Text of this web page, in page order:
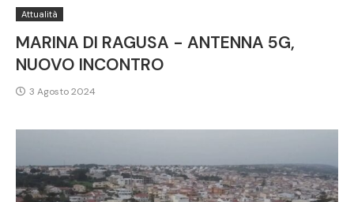
Attualità
MARINA DI RAGUSA - ANTENNA 5G,
NUOVO INCONTRO
3 Agosto 2024